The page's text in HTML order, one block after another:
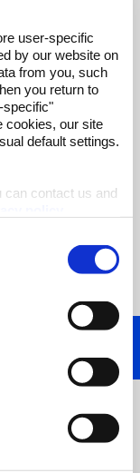
user-specific
by our website on
from you, such
you return to
specific"
cookies, our site
default settings.
can contact us and
nach